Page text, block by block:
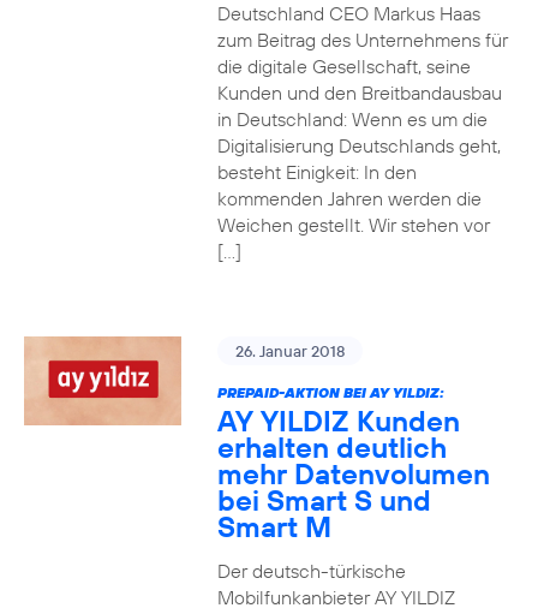
Deutschland CEO Markus Haas
zum Beitrag des Unternehmens für
die digitale Gesellschaft, seine
Kunden und den Breitbandausbau
in Deutschland: Wenn es um die
Digitalisierung Deutschlands geht,
besteht Einigkeit: In den
kommenden Jahren werden die
Weichen gestellt. Wir stehen vor
[…]
26. Januar 2018
PREPAID-AKTION BEI AY YILDIZ:
AY YILDIZ Kunden
erhalten deutlich
mehr Datenvolumen
bei Smart S und
Smart M
Der deutsch-türkische
Mobilfunkanbieter AY YILDIZ